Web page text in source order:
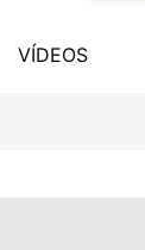
VÍDEOS